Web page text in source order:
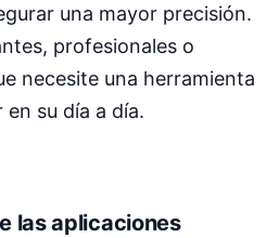
una mayor precisión.
profesionales o
necesite una herramienta
su día a día.
las aplicaciones